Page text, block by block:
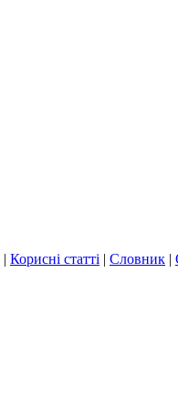
| Корисні статті | Словник |